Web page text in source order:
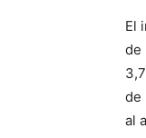
El
de
de
al